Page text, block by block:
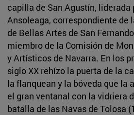
capilla de San Agustín, liderada
Ansoleaga, correspondiente de
de Bellas Artes de San
miembro de la Comisión de
y Artísticos de Navarra. En los
siglo XX rehízo la puerta de la
la flanquean y la bóveda que la
el gran ventanal con la vidriera
batalla de las Navas de Tolosa